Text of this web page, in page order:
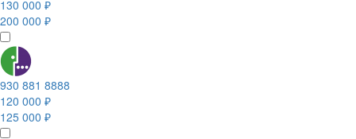
130 000 ₽
200 000 ₽
930 881 8888
120 000 ₽
125 000 ₽